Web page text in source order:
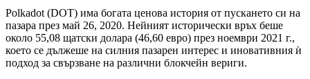
Polkadot (DOT) има богата ценова история от пускането си на
пазара през май 26, 2020. Нейният исторически връх беше
около 55,08 щатски долара (46,60 евро) през ноември 2021 г.,
което се дължеше на силния пазарен интерес и иновативния ѝ
подход за свързване на различни блокчейн вериги.